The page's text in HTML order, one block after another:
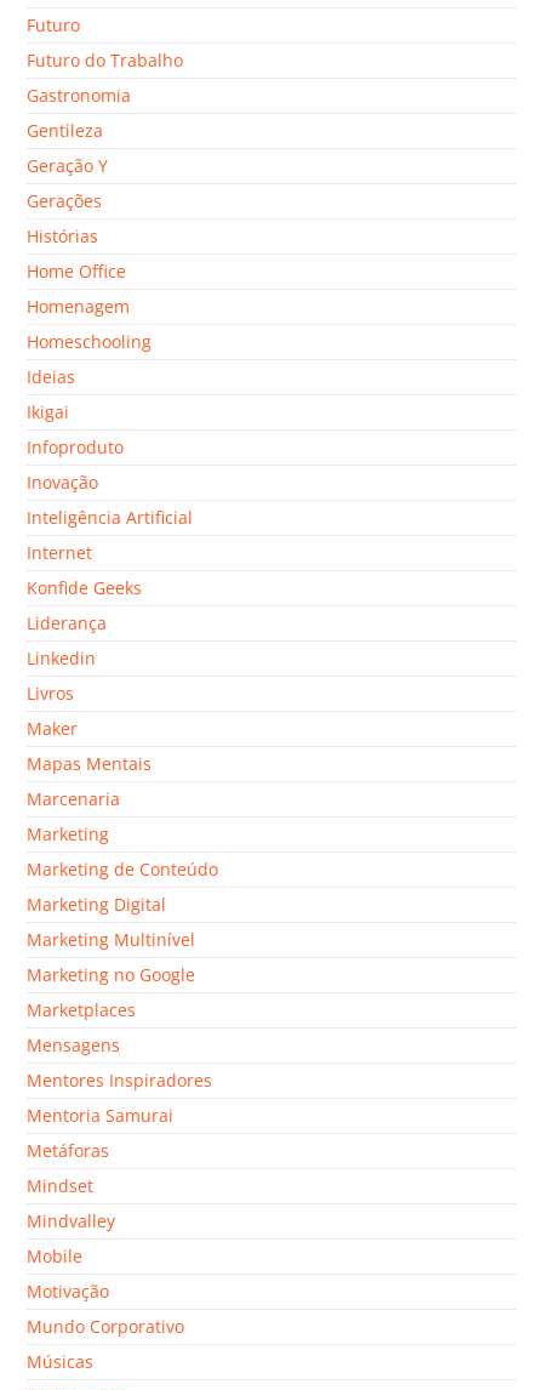
Futuro
Futuro do Trabalho
Gastronomia
Gentileza
Geração Y
Gerações
Histórias
Home Office
Homenagem
Homeschooling
Ideias
Ikigai
Infoproduto
Inovação
Inteligência Artificial
Internet
Konfide Geeks
Liderança
Linkedin
Livros
Maker
Mapas Mentais
Marcenaria
Marketing
Marketing de Conteúdo
Marketing Digital
Marketing Multinível
Marketing no Google
Marketplaces
Mensagens
Mentores Inspiradores
Mentoria Samurai
Metáforas
Mindset
Mindvalley
Mobile
Motivação
Mundo Corporativo
Músicas